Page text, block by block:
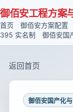
御佰安工程方案
首页 御佰安方案配置
395 实名制
御佰安国
返回首页
御佰安国产化